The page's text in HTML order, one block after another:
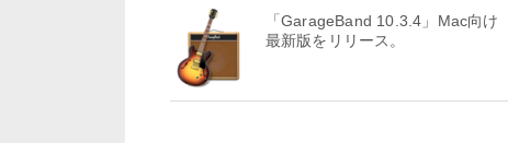
「GarageBand 10.3.4」Mac向け
最新版をリリース。